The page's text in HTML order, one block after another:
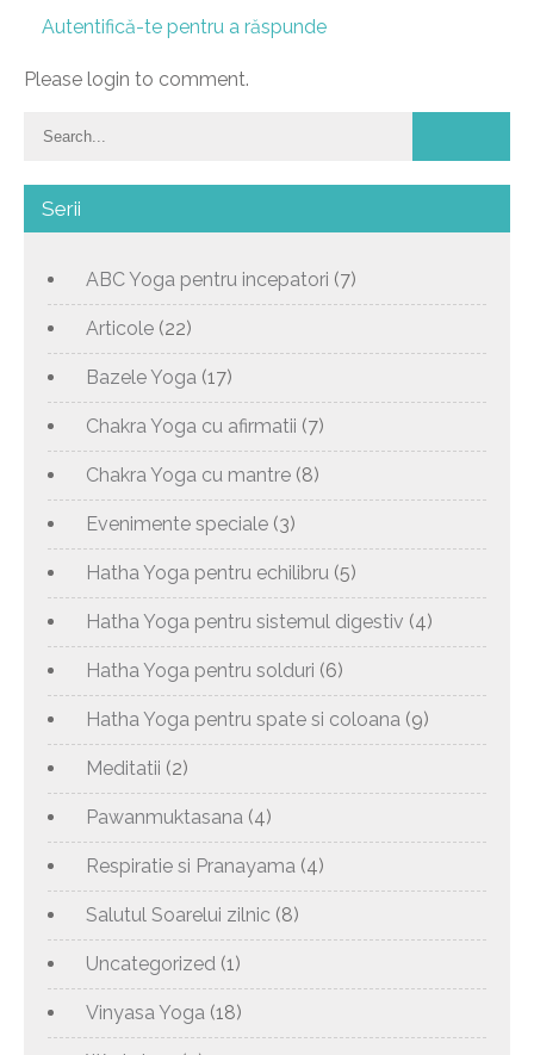
Autentifică-te pentru a răspunde
Please login to comment.
Serii
ABC Yoga pentru incepatori (7)
Articole (22)
Bazele Yoga (17)
Chakra Yoga cu afirmatii (7)
Chakra Yoga cu mantre (8)
Evenimente speciale (3)
Hatha Yoga pentru echilibru (5)
Hatha Yoga pentru sistemul digestiv (4)
Hatha Yoga pentru solduri (6)
Hatha Yoga pentru spate si coloana (9)
Meditatii (2)
Pawanmuktasana (4)
Respiratie si Pranayama (4)
Salutul Soarelui zilnic (8)
Uncategorized (1)
Vinyasa Yoga (18)